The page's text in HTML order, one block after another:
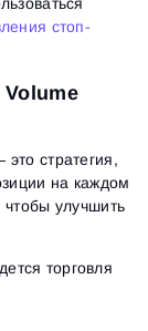
стоп-
это стратегия,
на каждом
улучшить
торговля